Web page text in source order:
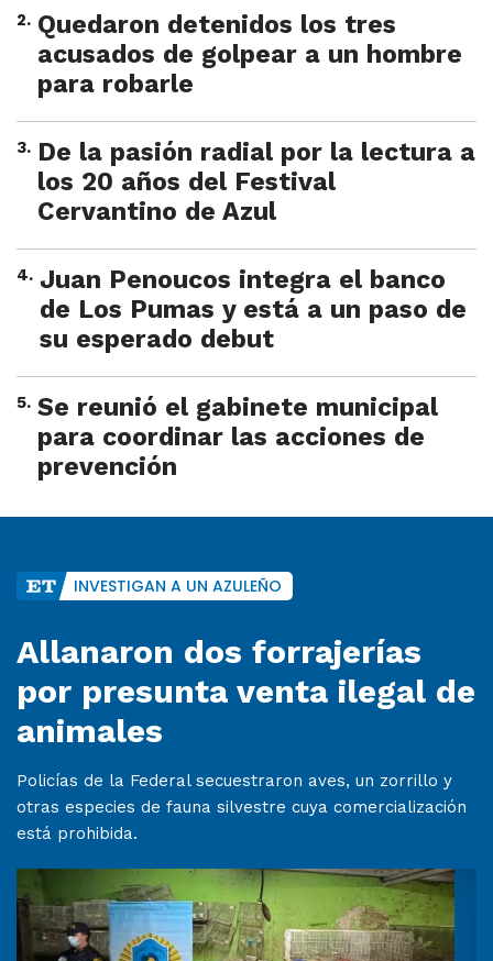
2. Quedaron detenidos los tres
acusados de golpear a un hombre
para robarle
3. De la pasión radial por la lectura a
los 20 años del Festival
Cervantino de Azul
4. Juan Penoucos integra el banco
de Los Pumas y está a un paso de
su esperado debut
5. Se reunió el gabinete municipal
para coordinar las acciones de
prevención
INVESTIGAN A UN AZULEÑO
Allanaron dos forrajerías
por presunta venta ilegal de
animales
Policías de la Federal secuestraron aves, un zorrillo y
otras especies de fauna silvestre cuya comercialización
está prohibida.